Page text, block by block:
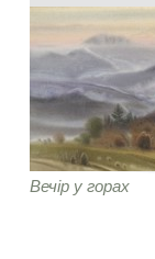
Вечір у горах